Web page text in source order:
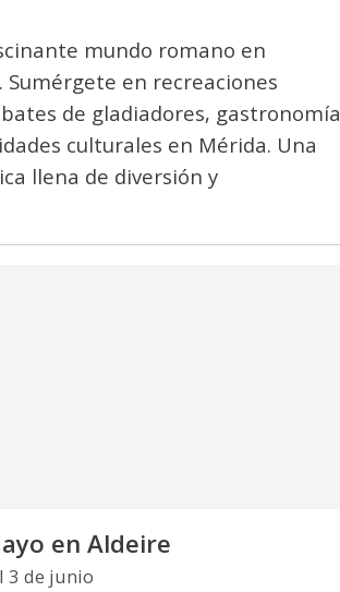
mundo romano en
Sumérgete en recreaciones
de gladiadores, gastronomía
culturales en Mérida. Una
llena de diversión y
en Aldeire
3 de junio